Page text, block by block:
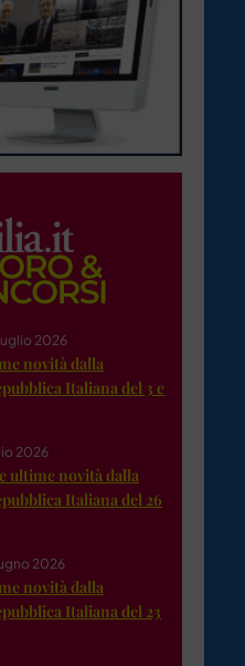
2026
novità dalla
Italiana del 3 e
2026
ultime novità dalla
Italiana del 26
2026
novità dalla
Italiana del 23